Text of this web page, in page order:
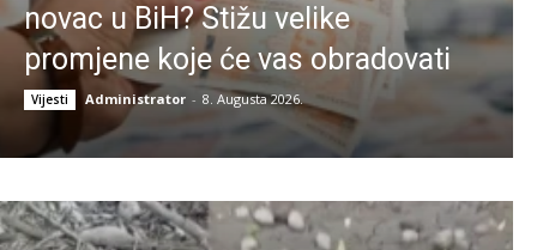
novac u BiH? Stižu velike
promjene koje će vas obradovati
Vijesti Administrator - 8. Augusta 2026.